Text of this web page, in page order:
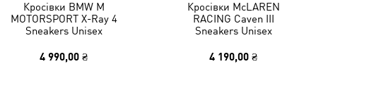
Кросівки BMW M
MOTORSPORT X-Ray 4
Sneakers Unisex
4 990,00 ₴
Кросівки McLAREN
RACING Caven III
Sneakers Unisex
4 190,00 ₴